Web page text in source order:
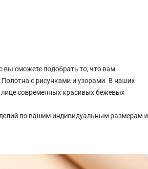
сможете подобрать то, что вам
с рисунками и узорами. В наших
лице современных красивых бежевых
по вашим индивидуальным размерам и